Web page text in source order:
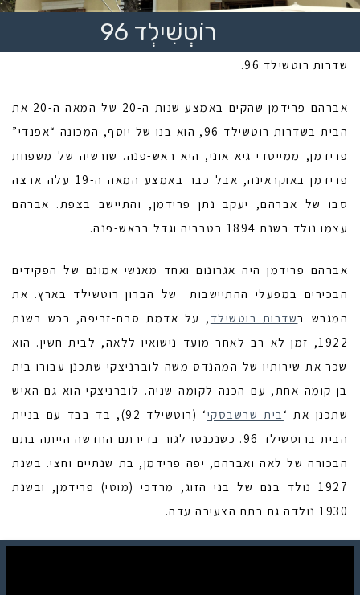
רוֹטְשִׁילְד 96
שדרות רוטשילד 96.
אברהם פרידמן שהקים באמצע שנות ה-20 של המאה ה-20 את
הבית בשדרות רוטשילד 96, הוא בנו של יוסף, המכונה “אפנדי”
פרידמן, ממייסדי גיא אוני, היא ראש-פנה. שורשיה של משפחת
פרידמן באוקראינה, אבל כבר באמצע המאה ה-19 עלה ארצה
סבו של אברהם, יעקב נתן פרידמן, והתיישב בצפת. אברהם
עצמו נולד בשנת 1894 בטבריה וגדל בראש-פנה.
אברהם פרידמן היה אגרונום ואחד מאנשי אמונם של הפקידים
הבכירים במפעלי ההתיישבות של הברון רוטשילד בארץ. את
המגרש בשדרות רוטשילד , על אדמת סבח-זריפה, רכש בשנת
1922, זמן לא רב לאחר מועד נישואיו ללאה, לבית חשין. הוא
שכר את שירותיו של המהנדס משה לוברניצקי שתכנן עבורו בית
בן קומה אחת, עם הכנה לקומה שניה. לוברניצקי הוא גם האיש
שתכנן את ‘בית שרשבסקי
‘ (רוטשילד 92), בד בבד עם בניית
הבית ברוטשילד 96. כשנכנסו לגור בדירתם החדשה
הייתה בתם
הבכורה של לאה ואברהם, יפה פרידמן, בת שנתיים וחצי. בשנת
1927 נולד בנם של בני הזוג, מרדכי (מוטי) פרידמן, ובשנת
1930 נולדה גם בתם הצעירה עדה.